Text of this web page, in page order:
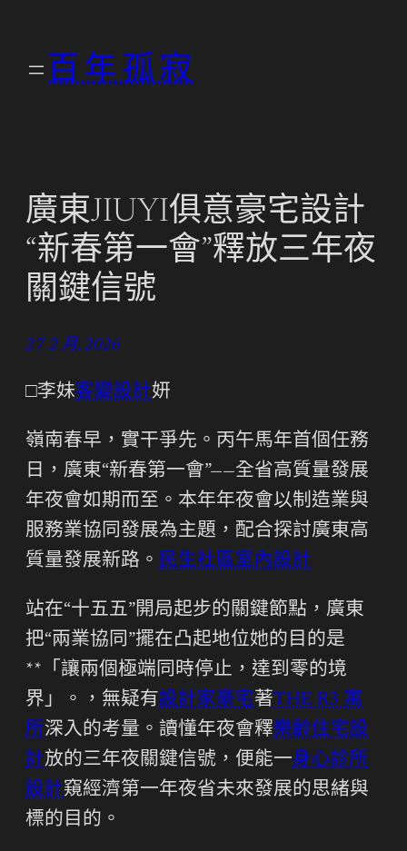
百年孤寂
廣東JIUYI俱意豪宅設計
“新春第一會”釋放三年夜
關鍵信號
27 2 月, 2026
□李妹客變設計妍
嶺南春早，實干爭先。丙午馬年首個任務
日，廣東“新春第一會”——全省高質量發展
年夜會如期而至。本年年夜會以制造業與
服務業協同發展為主題，配合探討廣東高
質量發展新路。 民生社區室內設計
站在“十五五”開局起步的關鍵節點，廣東
把“兩業協同”擺在凸起地位她的目的是
**「讓兩個極端同時停止，達到零的境
界」。，無疑有 設計家豪宅著THE R3 寓
所深入的考量。讀懂年夜會釋樂齡住宅設
計放的三年夜關鍵信號，便能一身心診所
設計窺經濟第一年夜省未來發展的思緒與
標的目的。